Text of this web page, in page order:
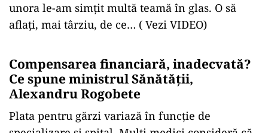
unora le-am simțit multă teamă în glas. O să
aflați, mai târziu, de ce… ( Vezi VIDEO)
Compensarea financiară, inadecvată?
Ce spune ministrul Sănătății,
Alexandru Rogobete
Plata pentru gărzi variază în funcție de